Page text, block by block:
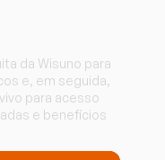
da Wisuno para
e, em seguida,
para acesso
e benefícios